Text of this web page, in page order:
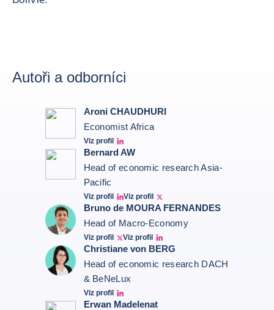
Autoři a odborníci
Aroni CHAUDHURI
Economist Africa
Viz profil
Aroni Linkedin
Bernard AW
Head of economic research Asia-
Pacific
Viz profil
Bernard Aw Linkedin
Viz profil
Bernard Aw Twitter
Bruno de MOURA FERNANDES
Head of Macro-Economy
Viz profil
Twitter Bruno Fernandes
Viz profil
Bruno de Moura Fernandes linkedin
Christiane von BERG
Head of economic research DACH
& BeNeLux
Viz profil
Christiane von berg linkedin
Erwan Madelenat